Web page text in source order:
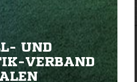
UND L
VERBAND W